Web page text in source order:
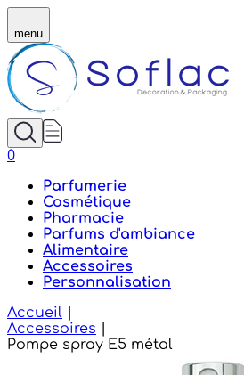
Pompe spray bague et
menu
0
Parfumerie
Cosmétique
Pharmacie
Parfums d'ambiance
Alimentaire
Accessoires
Personnalisation
Accueil
Accessoires
Pompe spray E5 métal